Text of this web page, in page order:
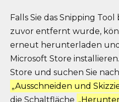
Falls Sie das Snipping
zuvor entfernt wurde,
erneut herunterladen
Microsoft Store
Store und suchen Sie
„Ausschneiden und
die Schaltfläche